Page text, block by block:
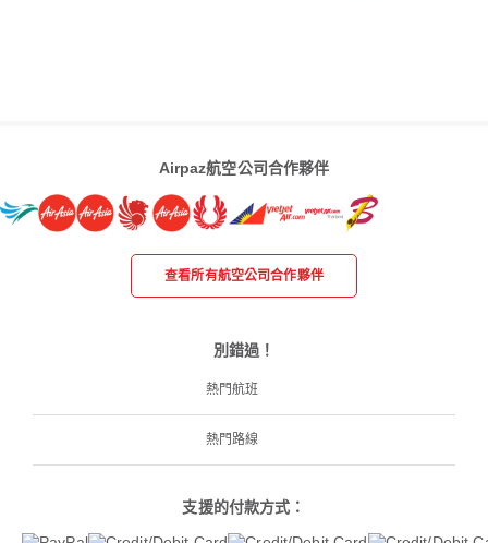
Airpaz航空公司合作夥伴
查看所有航空公司合作夥伴
別錯過！
熱門航班
熱門路線
支援的付款方式：